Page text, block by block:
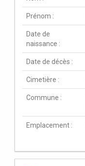
Prénom :
Date de
naissance :
Date de décès :
Cimetière :
Commune :
Emplacement :